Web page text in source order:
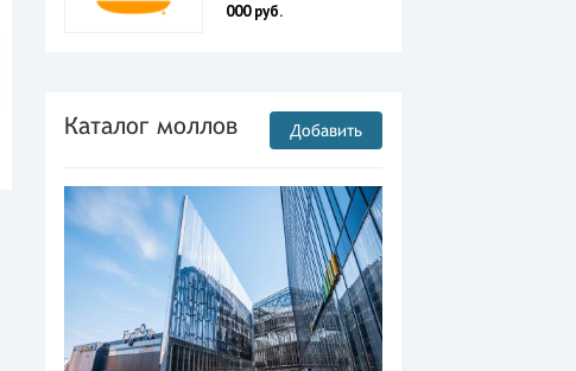
000 руб.
Каталог моллов Добавить